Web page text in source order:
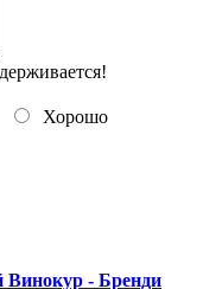
Хорошо
Винокур - Бренди